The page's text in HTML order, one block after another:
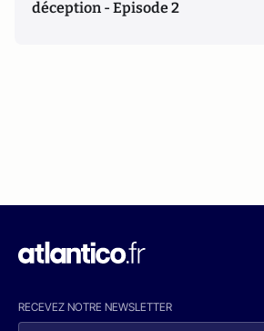
déception - Episode 2
RECEVEZ NOTRE NEWSLETTER